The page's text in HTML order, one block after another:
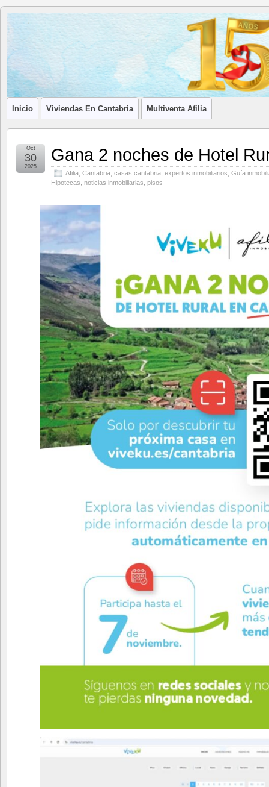
Blog de
Afilia
Inmobiliarias
LA ASOCIACIÓN DE LOS PROFESIONALES INMOBILIARIOS
Inicio Viviendas En Cantabria Multiventa Afilia
Gana 2 noches de Hotel
Afilia Cantabria casas cantabria expertos inmobiliarios Guía
Hipotecas noticias inmobiliarias pisos
Oct
30
2025